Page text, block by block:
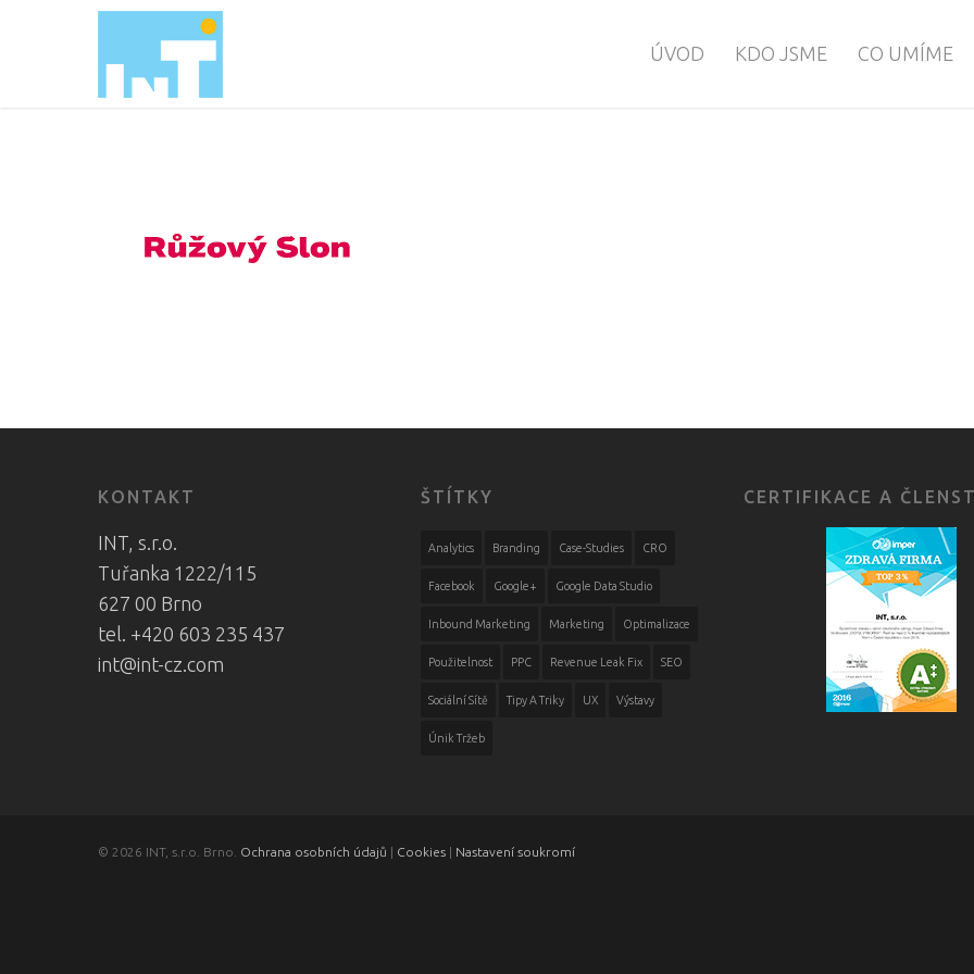
ÚVOD KDO JSME CO UMÍME
KONTAKT
INT, s.r.o.
Tuřanka 1222/115
627 00 Brno
tel. +420 603 235 437
int@int-cz.com
ŠTÍTKY
Analytics Branding Case-Studies CRO
Facebook Google+ Google Data Studio
Inbound Marketing Marketing Optimalizace
Použitelnost PPC Revenue Leak Fix SEO
Sociální Sítě Tipy A Triky UX Výstavy
Únik Tržeb
CERTIFIKACE A
© 2026 INT, s.r.o. Brno. Ochrana osobních údajů | Cookies | Nastavení soukromí